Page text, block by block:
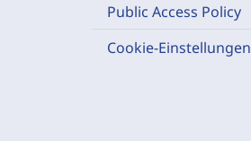
Public Access Policy
Cookie-Einstellungen